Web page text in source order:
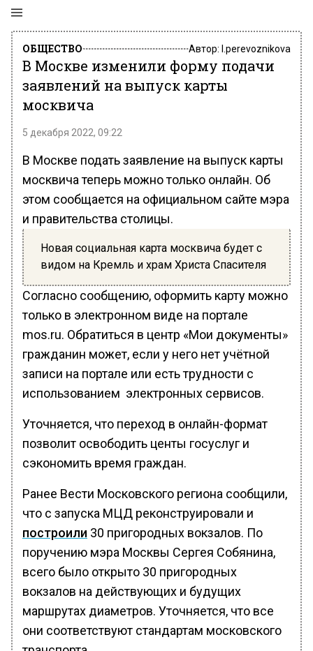
ОБЩЕСТВО Автор: l.perevoznikova
В Москве изменили форму подачи
заявлений на выпуск карты
москвича
5 декабря 2022, 09:22
В Москве подать заявление на выпуск карты
москвича теперь можно только онлайн. Об
этом сообщается на официальном сайте мэра
и правительства столицы.
Новая социальная карта москвича будет с
видом на Кремль и храм Христа Спасителя
Согласно сообщению, оформить карту можно
только в электронном виде на портале
mos.ru. Обратиться в центр «Мои документы»
гражданин может, если у него нет учётной
записи на портале или есть трудности с
использованием электронных сервисов.
Уточняется, что переход в онлайн-формат
позволит освободить центы госуслуг и
сэкономить время граждан.
Ранее Вести Московского региона сообщили,
что с запуска МЦД реконструировали и
построили 30 пригородных вокзалов. По
поручению мэра Москвы Сергея Собянина,
всего было открыто 30 пригородных
вокзалов на действующих и будущих
маршрутах диаметров. Уточняется, что все
они соответствуют стандартам московского